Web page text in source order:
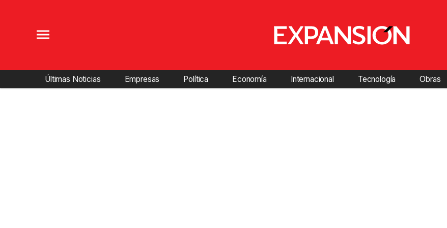
Últimas Noticias Empresas Política Economía Internacional Tecnología Obras